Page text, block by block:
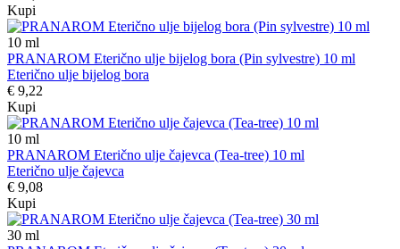
Kupi
10 ml
PRANAROM Eterično ulje bijelog bora (Pin sylvestre) 10 ml
Eterično ulje bijelog bora
€ 9,22
Kupi
10 ml
PRANAROM Eterično ulje čajevca (Tea-tree) 10 ml
Eterično ulje čajevca
€ 9,08
Kupi
30 ml